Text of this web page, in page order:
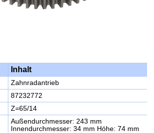
Inhalt
Zahnradantrieb
87232772
Z=65/14
Außendurchmesser: 243 mm
Innendurchmesser: 34 mm Höhe: 74 mm